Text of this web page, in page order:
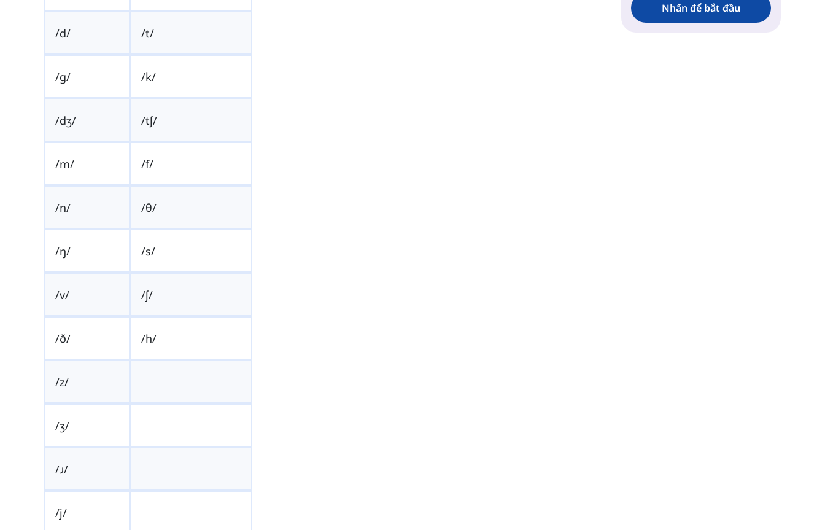
/d/ /t/
/g/ /k/
/dʒ/ /tʃ/
/m/ /f/
/n/ /θ/
/ŋ/ /s/
/v/ /ʃ/
/ð/ /h/
/z/
/ʒ/
/ɹ/
/j/
Nhấn để bắt đầu